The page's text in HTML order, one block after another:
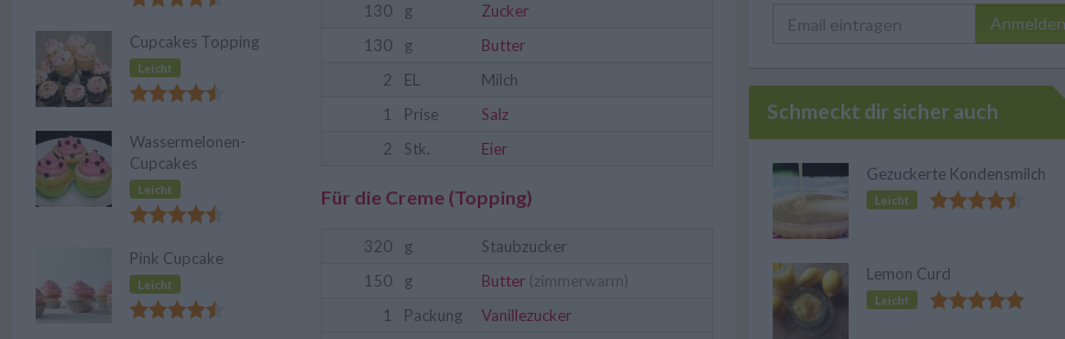
130
g
Zucker
130
g
Butter
2
EL
Milch
1
Prise
Salz
2
Stk. Eier
Für die Creme (Topping)
320 g
Staubzucker
150
g Butter (zimmerwarm)
1
Packung
Vanillezucker
Cupcakes Topping
Leicht
Wassermelonen-
Cupcakes
Leicht
Pink Cupcake
Leicht
Anmelden
Schmeckt dir sicher auch
Gezuckerte Kondensmilch
Leicht
Lemon Curd
Leicht